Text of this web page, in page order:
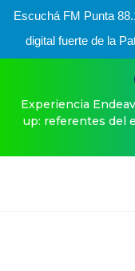
Escuchá FM Punta
digital fuerte de la
Experiencia
up: referentes del